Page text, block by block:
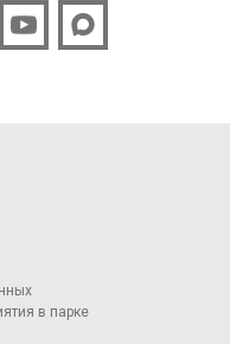
в парке